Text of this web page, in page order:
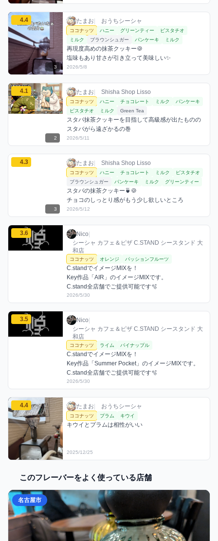
たまおのココナッツミックスを見る
4.4
3
たまお / おうちシーシャ / 2026年5月8日
たまお| おうちシーシャ
利用フレーバー
ココナッツ ハニー グリーンティー
ピスタチオ
ミルク
ブラウンシュガー パンケーキ ミルク
コメント
再現度高めの抹茶クッキー🍪
塩味もあり甘さが引き立って美味しい✨
評価
2026/5/8
たまおのココナッツミックスを見る
4.1
2
たまお / お店シーシャ / 2026年5月11日
たまお| Shisha Shop Lisso
利用フレーバー
ココナッツ ハニー チョコレート ミルク
パンケーキ
ピスタチオ
ミルク Green Tea
コメント
スタバ抹茶クッキーを目指して高級感が出たものの
スタバがら遠ざかるの巻
評価
2026/5/11
たまおのココナッツミックスを見る
4.3
3
たまお / お店シーシャ / 2026年5月12日
たまお| Shisha Shop Lisso
利用フレーバー
ココナッツ ハニー チョコレート ミルク
ピスタチオ
ブラウンシュガー
パンケーキ ミルク グリーンティー
コメント
スタバの抹茶クッキー🍵🍪
チョコのしっとり感がもう少し欲しいところ
評価
2026/5/12
Nicoのココナッツミックスを見る
3.6 Nico / お店シーシャ / 2026年5月30日
Nico|
シーシャ カフェ＆ピザ C.STAND シースタンド 大
和店
利用フレーバー
ココナッツ オレンジ パッションフルーツ
コメント
C.standでイメージMIXを！
Key作品「AIR」のイメージMIXです。
C.stand全店舗でご提供可能です🫧‪
評価
2026/5/30
Nicoのココナッツミックスを見る
3.5 Nico / お店シーシャ / 2026年5月30日
Nico|
シーシャ カフェ＆ピザ C.STAND シースタンド 大
和店
利用フレーバー
ココナッツ ライム パイナップル
コメント
C.standでイメージMIXを！
Key作品「Summer Pocket」のイメージMIXです。
C.stand全店舗でご提供可能です🫧‪
評価
2026/5/30
たまおのココナッツミックスを見る
4.4 たまお / おうちシーシャ / 2025年12月25日
たまお| おうちシーシャ
利用フレーバー
ココナッツ プラム キウイ
コメント
キウイとプラムは相性がいい
評価
2025/12/25
このフレーバーをよく使っている店舗
名古屋市